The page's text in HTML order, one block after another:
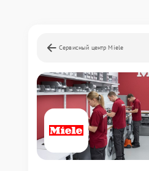
Сервисный центр Miele